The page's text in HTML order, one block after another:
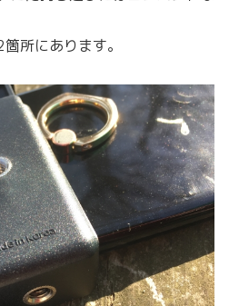
所にあります。